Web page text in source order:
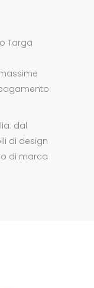
Targa
dal
di design
di marca